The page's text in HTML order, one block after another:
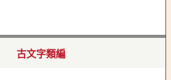
古文字類編